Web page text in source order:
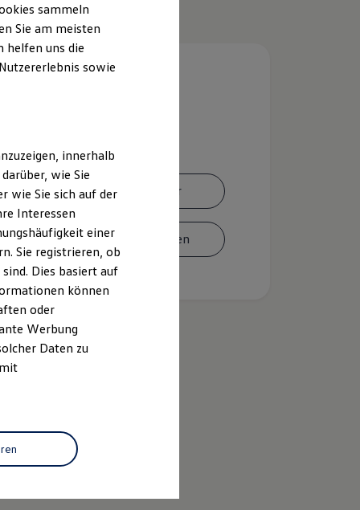
Ansprechpartner
Termin vereinbaren
ID.
sammeln
Sie am meisten
helfen uns die
sowie
innerhalb
wie Sie
wie Sie sich auf der
Interessen
einer
Sie registrieren, ob
Dies basiert auf
können
oder
Werbung
Daten zu